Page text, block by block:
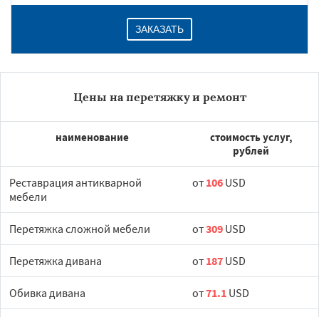
ЗАКАЗАТЬ
Цены на перетяжку и ремонт
наименование
стоимость услуг,
рублей
Реставрация антикварной
мебели
от 106 USD
Перетяжка сложной мебели от309 USD
Перетяжка дивана от 187 USD
Обивка дивана от71.1 USD